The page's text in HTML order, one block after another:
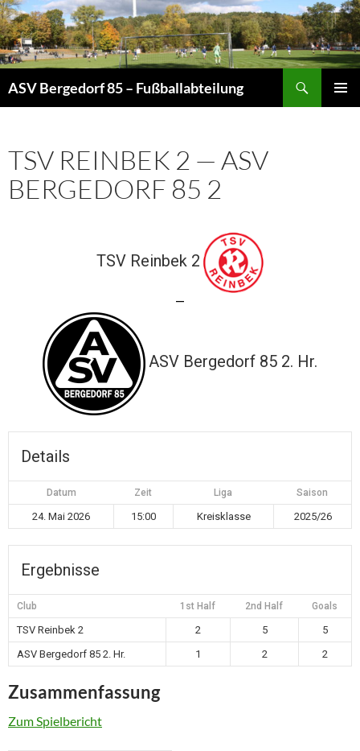
Zum
Inhalt
springen
ASV Bergedorf 85 – Fußballabteilung
TSV REINBEK 2 — ASV
BERGEDORF 85 2
TSV Reinbek 2
—
ASV Bergedorf 85 2. Hr.
Details
Datum Zeit Liga Saison
24. Mai 2026 15:00 Kreisklasse 2025/26
Ergebnisse
Club 1st Half 2nd Half Goals
TSV Reinbek 2 2 5
5
ASV Bergedorf 85 2. Hr.
1 2 2
Zusammenfassung
Zum Spielbericht